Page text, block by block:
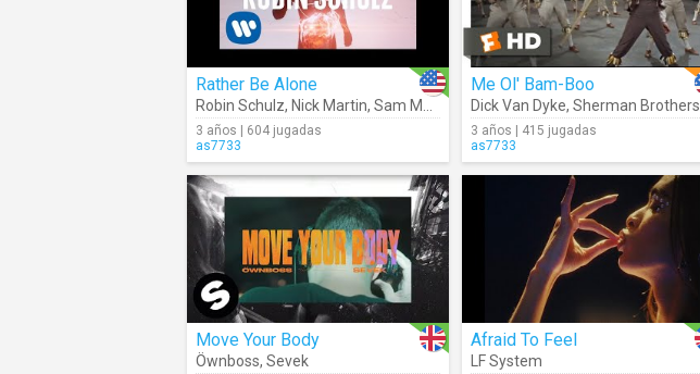
Rather Be Alone
Robin Schulz, Nick Martin, Sam Martin
3 años | 604 jugadas
as7733
Me Ol' Bam-Boo
Dick Van Dyke, Sherman Brothers
3 años | 415 jugadas
as7733
Move Your Body
Öwnboss, Sevek
Afraid To Feel
LF System